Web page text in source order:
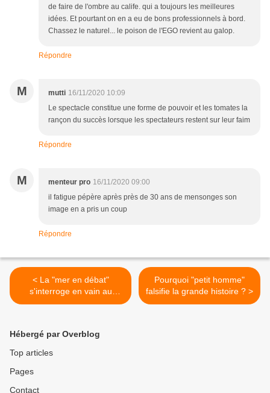
de faire de l'ombre au calife. qui a toujours les meilleures
idées. Et pourtant on en a eu de bons professionnels à bord.
Chassez le naturel... le poison de l'EGO revient au galop.
Répondre
M mutti 16/11/2020 10:09
Le spectacle constitue une forme de pouvoir et les tomates la
rançon du succès lorsque les spectateurs restent sur leur faim
Répondre
M menteur pro 16/11/2020 09:00
il fatigue pépère après près de 30 ans de mensonges son
image en a pris un coup
Répondre
< La "mer en débat"
s'interroge en vain au
Lavandou !
Pourquoi "petit homme"
falsifie la grande histoire ? >
Hébergé par Overblog
Top articles
Pages
Contact